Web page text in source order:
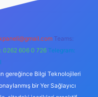
Teams:
0262 606 0 726 Telegram:
gereğince Bilgi Teknolojileri
bir Yer Sağlayıcı